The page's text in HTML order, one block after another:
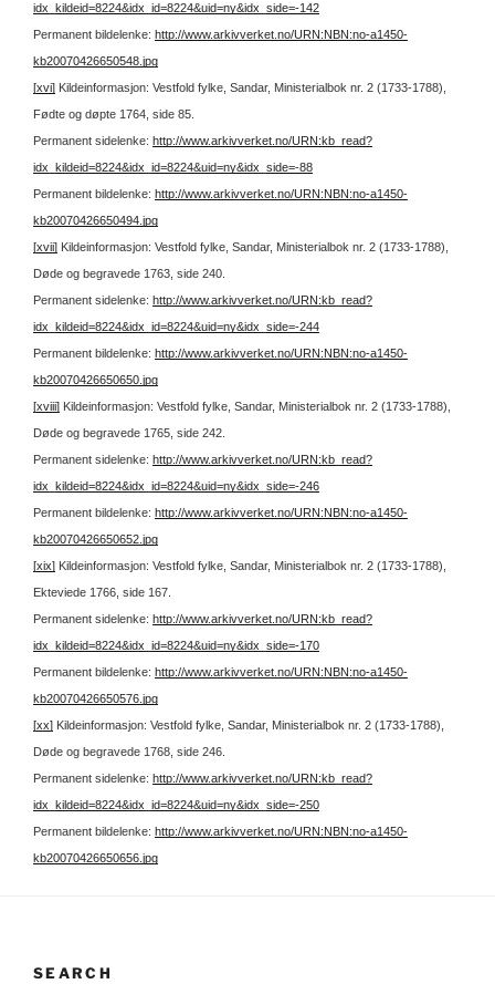
idx_kildeid=8224&idx_id=8224&uid=ny&idx_side=-142
Permanent bildelenke: http://www.arkivverket.no/URN:NBN:no-a1450-
kb20070426650548.jpg
[xvi] Kildeinformasjon: Vestfold fylke, Sandar, Ministerialbok nr. 2 (1733-1788),
Fødte og døpte 1764, side 85.
Permanent sidelenke: http://www.arkivverket.no/URN:kb_read?
idx_kildeid=8224&idx_id=8224&uid=ny&idx_side=-88
Permanent bildelenke: http://www.arkivverket.no/URN:NBN:no-a1450-
kb20070426650494.jpg
[xvii] Kildeinformasjon: Vestfold fylke, Sandar, Ministerialbok nr. 2 (1733-1788),
Døde og begravede 1763, side 240.
Permanent sidelenke: http://www.arkivverket.no/URN:kb_read?
idx_kildeid=8224&idx_id=8224&uid=ny&idx_side=-244
Permanent bildelenke: http://www.arkivverket.no/URN:NBN:no-a1450-
kb20070426650650.jpg
[xviii] Kildeinformasjon: Vestfold fylke, Sandar, Ministerialbok nr. 2 (1733-1788),
Døde og begravede 1765, side 242.
Permanent sidelenke: http://www.arkivverket.no/URN:kb_read?
idx_kildeid=8224&idx_id=8224&uid=ny&idx_side=-246
Permanent bildelenke: http://www.arkivverket.no/URN:NBN:no-a1450-
kb20070426650652.jpg
[xix] Kildeinformasjon: Vestfold fylke, Sandar, Ministerialbok nr. 2 (1733-1788),
Ekteviede 1766, side 167.
Permanent sidelenke: http://www.arkivverket.no/URN:kb_read?
idx_kildeid=8224&idx_id=8224&uid=ny&idx_side=-170
Permanent bildelenke: http://www.arkivverket.no/URN:NBN:no-a1450-
kb20070426650576.jpg
[xx] Kildeinformasjon: Vestfold fylke, Sandar, Ministerialbok nr. 2 (1733-1788),
Døde og begravede 1768, side 246.
Permanent sidelenke: http://www.arkivverket.no/URN:kb_read?
idx_kildeid=8224&idx_id=8224&uid=ny&idx_side=-250
Permanent bildelenke: http://www.arkivverket.no/URN:NBN:no-a1450-
kb20070426650656.jpg
SEARCH